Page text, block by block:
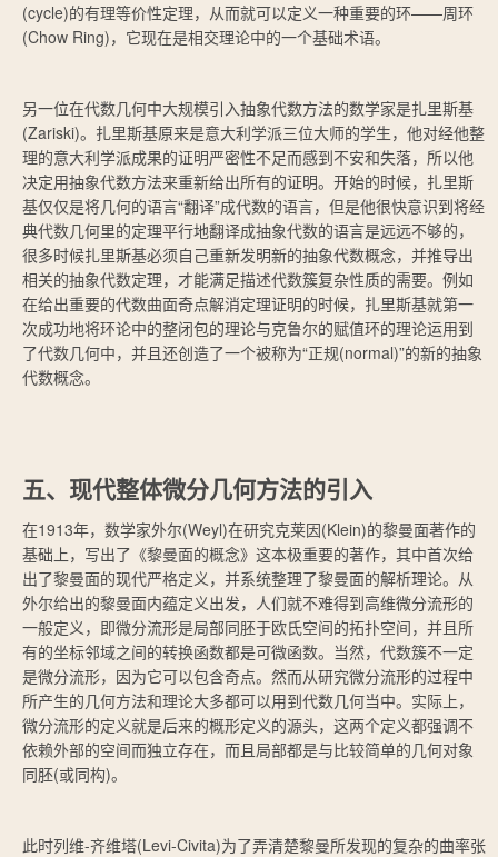
(cycle)的有理等价性定理，从而就可以定义一种重要的环——周环
(Chow Ring)，它现在是相交理论中的一个基础术语。
另一位在代数几何中大规模引入抽象代数方法的数学家是扎里斯基
(Zariski)。扎里斯基原来是意大利学派三位大师的学生，他对经他整
理的意大利学派成果的证明严密性不足而感到不安和失落，所以他
决定用抽象代数方法来重新给出所有的证明。开始的时候，扎里斯
基仅仅是将几何的语言“翻译”成代数的语言，但是他很快意识到将经
典代数几何里的定理平行地翻译成抽象代数的语言是远远不够的，
很多时候扎里斯基必须自己重新发明新的抽象代数概念，并推导出
相关的抽象代数定理，才能满足描述代数簇复杂性质的需要。例如
在给出重要的代数曲面奇点解消定理证明的时候，扎里斯基就第一
次成功地将环论中的整闭包的理论与克鲁尔的赋值环的理论运用到
了代数几何中，并且还创造了一个被称为“正规(normal)”的新的抽象
代数概念。
五、现代整体微分几何方法的引入
在1913年，数学家外尔(Weyl)在研究克莱因(Klein)的黎曼面著作的
基础上，写出了《黎曼面的概念》这本极重要的著作，其中首次给
出了黎曼面的现代严格定义，并系统整理了黎曼面的解析理论。从
外尔给出的黎曼面内蕴定义出发，人们就不难得到高维微分流形的
一般定义，即微分流形是局部同胚于欧氏空间的拓扑空间，并且所
有的坐标邻域之间的转换函数都是可微函数。当然，代数簇不一定
是微分流形，因为它可以包含奇点。然而从研究微分流形的过程中
所产生的几何方法和理论大多都可以用到代数几何当中。实际上，
微分流形的定义就是后来的概形定义的源头，这两个定义都强调不
依赖外部的空间而独立存在，而且局部都是与比较简单的几何对象
同胚(或同构)。
此时列维-齐维塔(Levi-Civita)为了弄清楚黎曼所发现的复杂的曲率张